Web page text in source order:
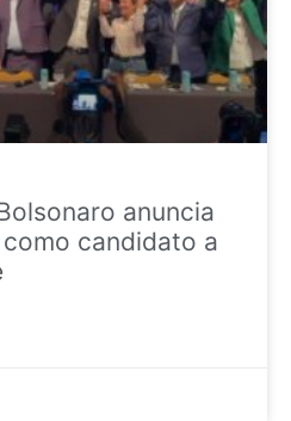
anuncia
candidato a